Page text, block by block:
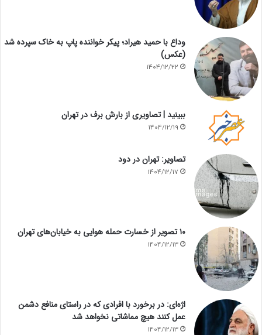
وداع با حمید هیراد؛ پیکر خواننده پاپ به خاک سپرده شد
(عکس)
1404/12/22
ببینید | تصاویری از بارش برف در تهران
1404/12/19
تصاویر: تهران در دود
1404/12/17
۱۰ تصویر از خسارت حمله هوایی به خیابان‌های تهران
1404/12/13
اژه‌ای: در برخورد با افرادی که در راستای منافع دشمن
عمل کنند هیچ مماشاتی نخواهد شد
1404/12/13